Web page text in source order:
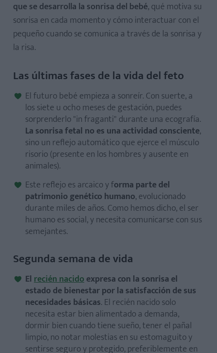
que se desarrolla la sonrisa del bebé, qué motiva su
sonrisa en cada momento y cómo interactuar con el
pequeño cuando se comunica a través de la sonrisa y
la risa.
Las últimas fases de la vida del feto
El futuro bebé empieza a sonreír. Con suerte, a
los siete u ocho meses de gestación, puedes
sorprenderlo "in fraganti" durante una ecografía.
La sonrisa fetal no es una actividad consciente,
sino un reflejo automático que ejerce el músculo
risorio (presente en los hombres y ausente en
animales).
Este reflejo es arcaico y forma parte del
patrimonio genético humano, evolucionado
durante miles de años. Como hemos dicho, el ser
humano es social, y necesita comunicarse con sus
semejantes.
Segunda semana de vida
Elrecién nacidoexpresa con la sonrisa el
estado de bienestar por la satisfacción de sus
necesidades básicas. El recién nacido solo
necesita estar bien alimentado a demanda,
dormir bien cuando tiene sueño, tener el pañal
limpio, no notar molestias en su estomaguito y
sentirse seguro y protegido, preferiblemente en